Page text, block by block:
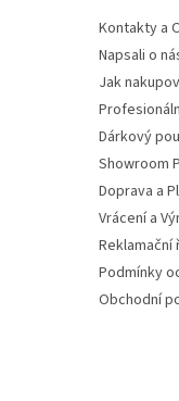
Kontakty a
Napsali o
Jak
Dárkový
Showroom
Doprava a
Vrácení a
Reklamační
Podmínky
Obchodní